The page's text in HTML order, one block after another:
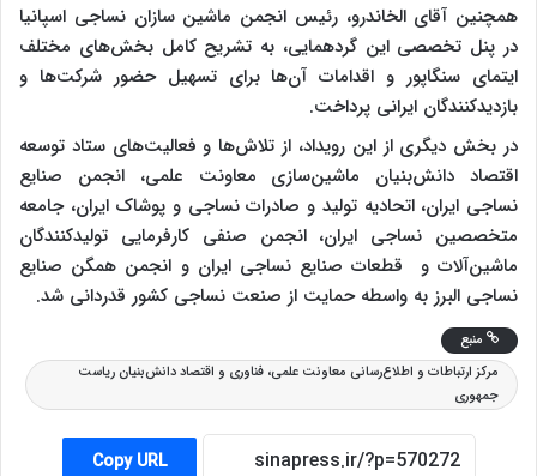
همچنین آقای الخاندرو، رئیس انجمن ماشین سازان نساجی اسپانیا
در پنل تخصصی این گردهمایی، به تشریح کامل بخش‌های مختلف
ایتمای سنگاپور و اقدامات آن‌ها برای تسهیل حضور شرکت‌ها و
بازدیدکنندگان ایرانی پرداخت.
در بخش دیگری از این رویداد، از تلاش‌ها و فعالیت‌های ستاد توسعه
اقتصاد دانش‌بنیان ماشین‌سازی معاونت علمی، انجمن صنایع
نساجی ایران، اتحادیه تولید و صادرات نساجی و پوشاک ایران، جامعه
متخصصین نساجی ایران، انجمن صنفی کارفرمایی تولیدکنندگان
ماشین‌آلات و قطعات صنایع نساجی ایران و انجمن همگن صنایع
نساجی البرز به واسطه حمایت از صنعت نساجی کشور قدردانی شد.
منبع
مرکز ارتباطات و اطلاع‌رسانی معاونت علمی، فناوری و اقتصاد دانش‌بنیان ریاست
جمهوری
Copy URL